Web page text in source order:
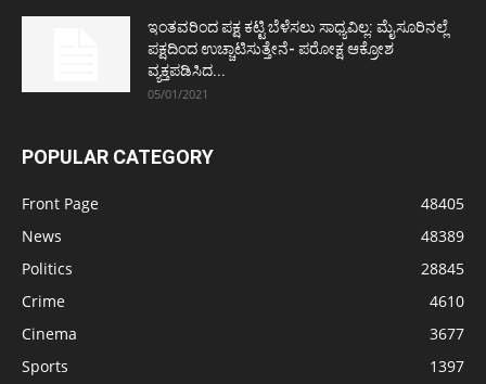
ಇಂತವರಿಂದ ಪಕ್ಷ ಕಟ್ಟಿ ಬೆಳೆಸಲು ಸಾಧ್ಯವಿಲ್ಲ: ಮೈಸೂರಿನಲ್ಲೆ
ಪಕ್ಷದಿಂದ ಉಚ್ಚಾಟಿಸುತ್ತೇನೆ- ಪರೋಕ್ಷ ಆಕ್ರೋಶ
ವ್ಯಕ್ತಪಡಿಸಿದ...
05/01/2021
POPULAR CATEGORY
Front Page
48405
News
48389
Politics
28845
Crime
4610
Cinema
3677
Sports
1397